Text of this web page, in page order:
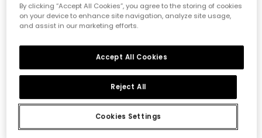
Set neonato cotone rosa
Tutina neonato di cotone bianco
By clicking “Accept All Cookies”, you agree to the storing of cookies
on your device to enhance site navigation, analyze site usage,
and assist in our marketing efforts.
Cookies Settings
Reject All
Accept All Cookies